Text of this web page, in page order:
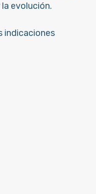
evolución.
indicaciones